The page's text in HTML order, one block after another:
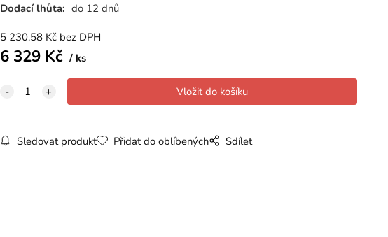
Dodací lhůta: do 12 dnů
5 230.58Kč bez DPH
6 329Kč ks
Sledovat produkt Přidat do oblíbených Sdílet